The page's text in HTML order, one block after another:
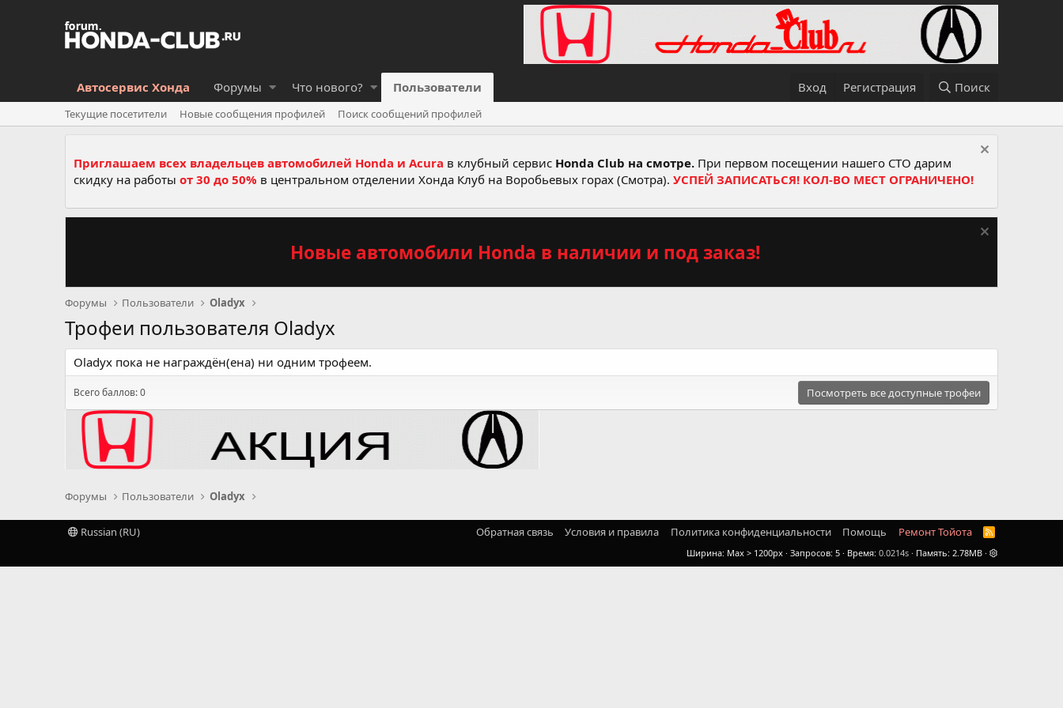
Автосервис Хонда Форумы Что нового? Пользователи Вход Регистрация Поиск
Текущие посетители Новые сообщения профилей Поиск сообщений профилей
Приглашаем всех владельцев автомобилей Honda и Acura в клубный сервис Honda Club на смотре. При первом посещении нашего СТО дарим
скидку на работы от 30 до 50% в центральном отделении Хонда Клуб на Воробьевых горах (Смотра). УСПЕЙ ЗАПИСАТЬСЯ! КОЛ-ВО МЕСТ ОГРАНИЧЕНО!
Новые автомобили Honda в наличии и под заказ!
Форумы Пользователи Oladyx
Трофеи пользователя Oladyx
Oladyx пока не награждён(ена) ни одним трофеем.
Всего баллов: 0 Посмотреть все доступные трофеи
Форумы Пользователи Oladyx
Russian (RU) Обратная связь Условия и правила Политика конфиденциальности Помощь Ремонт Тойота
R
S
Ширина Запросов 5 Время 0.0214s Память 2.78MB